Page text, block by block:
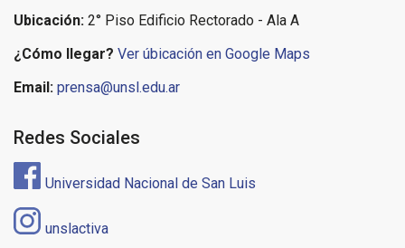
Ubicación: 2° Piso Edificio Rectorado - Ala A
¿Cómo llegar? Ver úbicación en Google Maps
Email: prensa@unsl.edu.ar
Redes Sociales
Universidad Nacional de San Luis
unslactiva